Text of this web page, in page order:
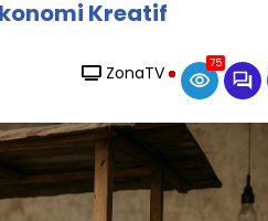
Kreatif
ZonaTV 75